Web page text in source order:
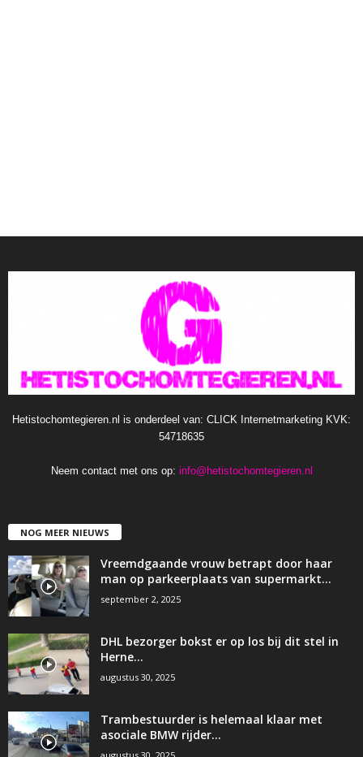
Hetistochomtegieren.nl is onderdeel van: CLICK Internetmarketing KVK:
54718635
Neem contact met ons op: info@hetistochomtegieren.nl
NOG MEER NIEUWS
Vreemdgaande vrouw betrapt door haar
man op parkeerplaats van supermarkt…
september 2, 2025
DHL bezorger bokst er op los bij dit stel in
Herne…
augustus 30, 2025
Trambestuurder is helemaal klaar met
asociale BMW rijder…